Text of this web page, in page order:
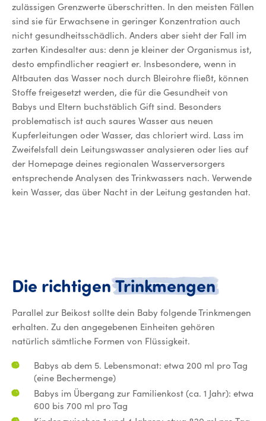
zulässigen Grenzwerte überschritten. In den meisten Fällen
sind sie für Erwachsene in geringer Konzentration auch
nicht gesundheitsschädlich. Anders aber sieht der Fall im
zarten Kindesalter aus: denn je kleiner der Organismus ist,
desto empfindlicher reagiert er. Insbesondere, wenn in
Altbauten das Wasser noch durch Bleirohre fließt, können
Stoffe freigesetzt werden, die für die Gesundheit von
Babys und Eltern buchstäblich Gift sind. Besonders
problematisch ist auch saures Wasser aus neuen
Kupferleitungen oder Wasser, das chloriert wird. Lass im
Zweifelsfall dein Leitungswasser analysieren oder lies auf
der Homepage deines regionalen Wasserversorgers
entsprechende Analysen des Trinkwassers nach. Verwende
kein Wasser, das über Nacht in der Leitung gestanden hat.
Die richtigen TrinkmengenDie
Parallel zur Beikost sollte dein Baby folgende Trinkmengen
erhalten. Zu den angegebenen Einheiten gehören
natürlich sämtliche Formen von Flüssigkeit.
Babys ab dem 5. Lebensmonat: etwa 200 ml pro Tag
(eine Bechermenge)
Babys im Übergang zur Familienkost (ca. 1 Jahr): etwa
600 bis 700 ml pro Tag